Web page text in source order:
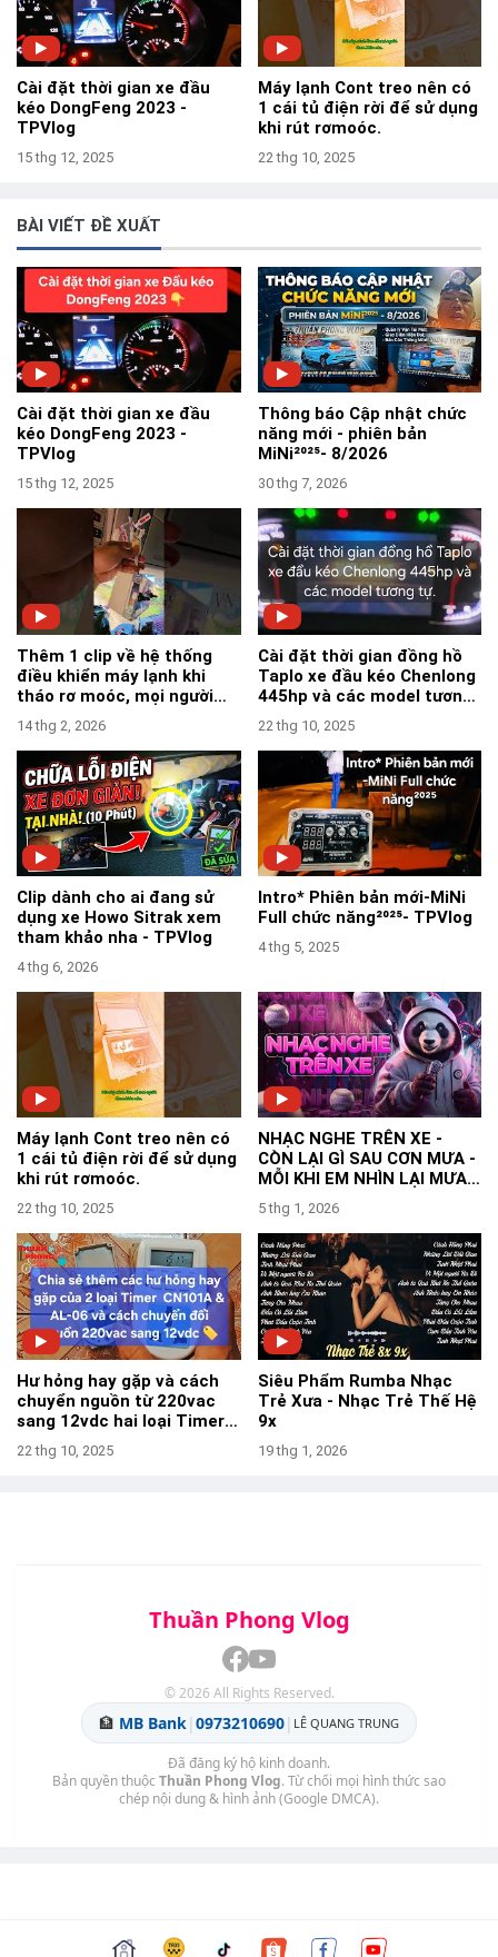
Cài đặt thời gian xe đầu
kéo DongFeng 2023 -
TPVlog
15 thg 12, 2025
Máy lạnh Cont treo nên có
1 cái tủ điện rời để sử dụng
khi rút rơmoóc.
22 thg 10, 2025
BÀI VIẾT ĐỀ XUẤT
Cài đặt thời gian xe đầu
kéo DongFeng 2023 -
TPVlog
15 thg 12, 2025
Thông báo Cập nhật chức
năng mới - phiên bản
MiNi²⁰²⁵- 8/2026
30 thg 7, 2026
Thêm 1 clip về hệ thống
điều khiển máy lạnh khi
tháo rơ moóc, mọi người
tham khảo nha-TPVlog
14 thg 2, 2026
Cài đặt thời gian đồng hồ
Taplo xe đầu kéo Chenlong
445hp và các model tương
tự- TPVlog
22 thg 10, 2025
Clip dành cho ai đang sử
dụng xe Howo Sitrak xem
tham khảo nha - TPVlog
4 thg 6, 2026
Intro* Phiên bản mới-MiNi
Full chức năng²⁰²⁵- TPVlog
4 thg 5, 2025
Máy lạnh Cont treo nên có
1 cái tủ điện rời để sử dụng
khi rút rơmoóc.
22 thg 10, 2025
NHẠC NGHE TRÊN XE -
CÒN LẠI GÌ SAU CƠN MƯA -
MỖI KHI EM NHÌN LẠI MƯA
TRÊN ĐƯỜNG MƯA REMIX
5 thg 1, 2026
Hư hỏng hay gặp và cách
chuyển nguồn từ 220vac
sang 12vdc hai loại Timer
CN101A và AL06- TPVlog
22 thg 10, 2025
Siêu Phẩm Rumba Nhạc
Trẻ Xưa - Nhạc Trẻ Thế Hệ
9x
19 thg 1, 2026
Thuần Phong Vlog
©2026 All Rights Reserved.
🏦 MB Bank| 0973210690| LÊ QUANG TRUNG
Đã đăng ký hộ kinh doanh.
Bản quyền thuộc Thuần Phong Vlog. Từ chối mọi hình thức sao
chép nội dung & hình ảnh (Google DMCA).